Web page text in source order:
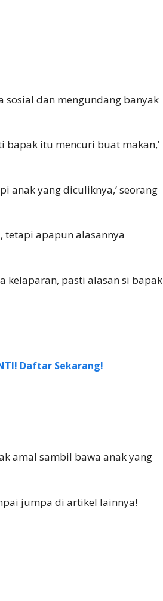
sosial dan mengundang banyak
bapak itu mencuri buat makan,’
anak yang diculiknya,’ seorang
tetapi apapun alasannya
kelaparan, pasti alasan si bapak
Daftar Sekarang!
amal sambil bawa anak yang
jumpa di artikel lainnya!